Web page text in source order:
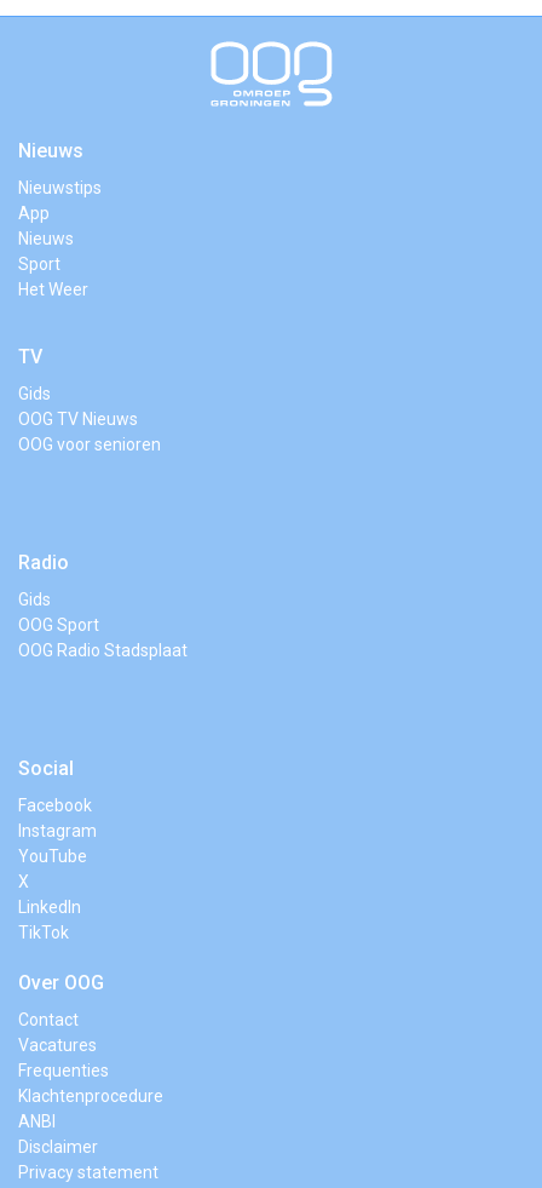
Nieuws
Nieuwstips
App
Nieuws
Sport
Het Weer
TV
Gids
OOG TV Nieuws
OOG voor senioren
Radio
Gids
OOG Sport
OOG Radio Stadsplaat
Social
Facebook
Instagram
YouTube
X
LinkedIn
TikTok
Over OOG
Contact
Vacatures
Frequenties
Klachtenprocedure
ANBI
Disclaimer
Privacy statement